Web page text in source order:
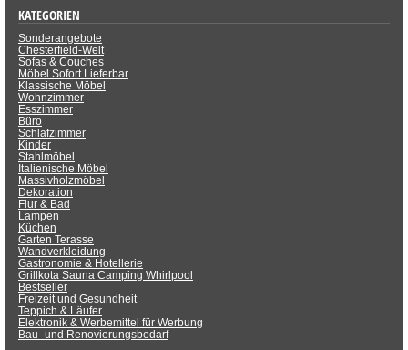
KATEGORIEN
Sonderangebote
Chesterfield-Welt
Sofas & Couches
Möbel Sofort Lieferbar
Klassische Möbel
Wohnzimmer
Esszimmer
Büro
Schlafzimmer
Kinder
Stahlmöbel
Italienische Möbel
Massivholzmöbel
Dekoration
Flur & Bad
Lampen
Küchen
Garten Terasse
Wandverkleidung
Gastronomie & Hotellerie
Grillkota Sauna Camping Whirlpool
Bestseller
Freizeit und Gesundheit
Teppich & Läufer
Elektronik & Werbemittel für Werbung
Bau- und Renovierungsbedarf